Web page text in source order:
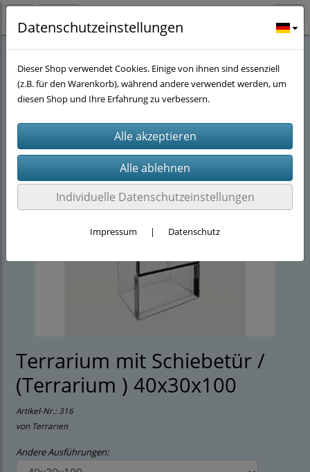
Stöwers-Terra Eck(16) Terrarien(3)
Terrarium mit Schiebetür /
(Terrarium ) 40x30x100
Artikel-Nr.:316
von Terrarien
Andere Ausführungen:
Datenschutzeinstellungen
Dieser Shop verwendet Cookies. Einige von ihnen sind essenziell
(z.B. für den Warenkorb), während andere verwendet werden, um
diesen Shop und Ihre Erfahrung zu verbessern.
Individuelle Datenschutzeinstellungen
Impressum | Datenschutz